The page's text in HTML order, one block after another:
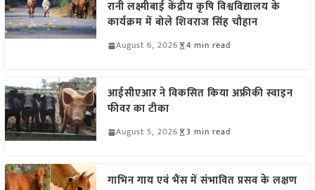
रानी लक्ष्मीबाई केंद्रीय कृषि विश्वविद्यालय के
कार्यक्रम में बोले शिवराज सिंह चौहान
August 6, 2026 4 min read
आईसीएआर ने विकसित किया अफ्रीकी स्वाइन
फीवर का टीका
August 5, 2026 3 min read
गाभिन गाय एवं भैंस में संभावित प्रसव के लक्षण